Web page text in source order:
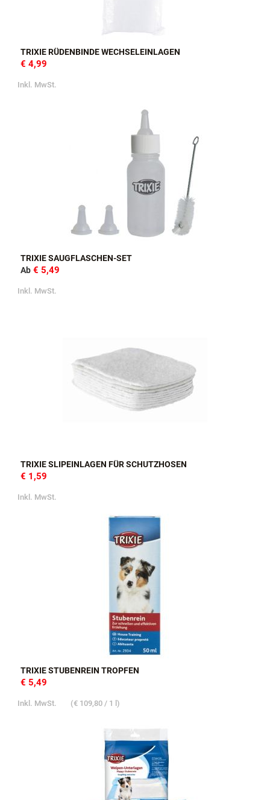
TRIXIE RÜDENBINDE WECHSELEINLAGEN
€ 4,99
Inkl. MwSt.
TRIXIE SAUGFLASCHEN-SET
Ab € 5,49
Inkl. MwSt.
TRIXIE SLIPEINLAGEN FÜR SCHUTZHOSEN
€ 1,59
Inkl. MwSt.
TRIXIE STUBENREIN TROPFEN
€ 5,49
Inkl. MwSt. (€ 109,80 / 1 l)